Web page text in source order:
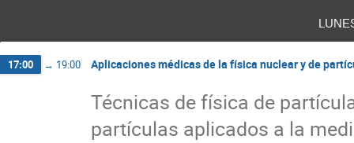
17:00 → 19:00 Aplicaciones médicas de la física nuclear y de
Técnicas de física de
partículas aplicados a la